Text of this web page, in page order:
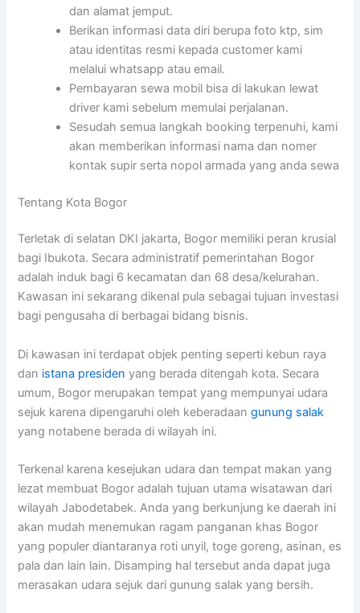
dan alamat jemput.
Berikan informasi data diri berupa foto ktp, sim
atau identitas resmi kepada customer kami
melalui whatsapp atau email.
Pembayaran sewa mobil bisa di lakukan lewat
driver kami sebelum memulai perjalanan.
Sesudah semua langkah booking terpenuhi, kami
akan memberikan informasi nama dan nomer
kontak supir serta nopol armada yang anda sewa
Tentang Kota Bogor
Terletak di selatan DKI jakarta, Bogor memiliki peran krusial
bagi Ibukota. Secara administratif pemerintahan Bogor
adalah induk bagi 6 kecamatan dan 68 desa/kelurahan.
Kawasan ini sekarang dikenal pula sebagai tujuan investasi
bagi pengusaha di berbagai bidang bisnis.
Di kawasan ini terdapat objek penting seperti kebun raya
dan istana presiden yang berada ditengah kota. Secara
umum, Bogor merupakan tempat yang mempunyai udara
sejuk karena dipengaruhi oleh keberadaangunung salak
yang notabene berada di wilayah ini.
Terkenal karena kesejukan udara dan tempat makan yang
lezat membuat Bogor adalah tujuan utama wisatawan dari
wilayah Jabodetabek. Anda yang berkunjung ke daerah ini
akan mudah menemukan ragam panganan khas Bogor
yang populer diantaranya roti unyil, toge goreng, asinan, es
pala dan lain lain. Disamping hal tersebut anda dapat juga
merasakan udara sejuk dari gunung salak yang bersih.